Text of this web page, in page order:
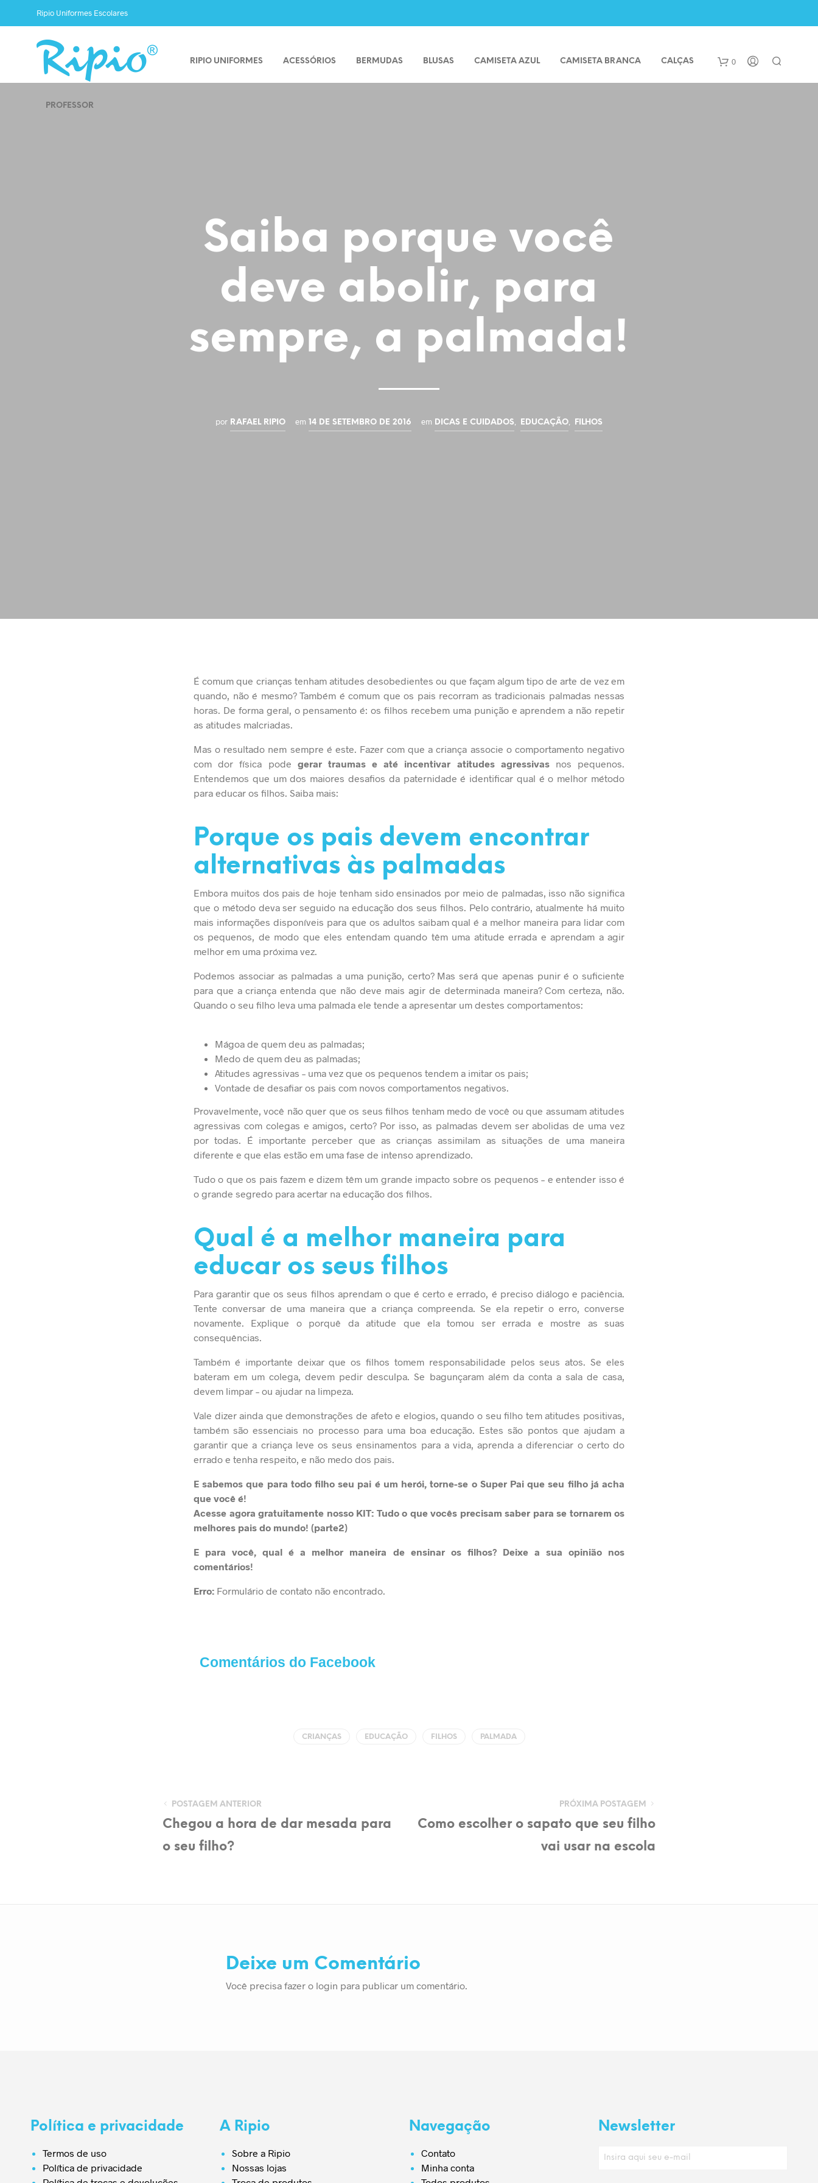
Ripio Uniformes Escolares
0
RIPIO UNIFORMES ACESSÓRIOS BERMUDAS BLUSAS CAMISETA AZUL CAMISETA BRANCA CALÇAS
PROFESSOR
Saiba porque você
deve abolir, para
sempre, a palmada!
por RAFAEL RIPIO em 14 DE SETEMBRO DE 2016 em DICAS E CUIDADOS EDUCAÇÃO, FILHOS
É comum que crianças tenham atitudes desobedientes ou que façam algum tipo de arte de vez em
quando, não é mesmo? Também é comum que os pais recorram as tradicionais palmadas nessas
horas. De forma geral, o pensamento é: os filhos recebem uma punição e aprendem a não repetir
as atitudes malcriadas.
Mas o resultado nem sempre é este. Fazer com que a criança associe o comportamento negativo
com dor física pode gerar traumas e até incentivar atitudes agressivasnos pequenos.
Entendemos que um dos maiores desafios da paternidade é identificar qual é o melhor método
para educar os filhos. Saiba mais:
Porque os pais devem encontrar
alternativas às palmadas
Embora muitos dos pais de hoje tenham sido ensinados por meio de palmadas, isso não significa
que o método deva ser seguido na educação dos seus filhos. Pelo contrário, atualmente há muito
mais informações disponíveis para que os adultos saibamqual é a melhor maneira para lidar com
os pequenos, de modo que eles entendam quando têm uma atitude errada e aprendam a agir
melhor em uma próxima vez.
Podemos associar as palmadas a uma punição, certo? Mas será que apenas punir é o suficiente
para que a criança entenda que não deve mais agir de determinada maneira? Com certeza, não.
Quando o seu filho leva uma palmada ele tende a apresentar um destes comportamentos:
Mágoa de quem deu as palmadas;
Medo de quem deu as palmadas;
Atitudes agressivas – uma vez que os pequenos tendem a imitar os pais;
Vontade de desafiar os pais com novos comportamentos negativos.
Provavelmente, você não quer que os seus filhos tenham medo de você ou que assumam atitudes
agressivas com colegas e amigos, certo? Por isso, as palmadas devem ser abolidas de uma vez
por todas. É importante perceber que as crianças assimilam as situações de uma maneira
diferente e que elas estão em uma fase de intenso aprendizado.
Tudo o que os pais fazem e dizem têm um grande impacto sobre os pequenos – e entender isso é
o grande segredo para acertar na educação dos filhos.
Qual é a melhor maneira para
educar os seus filhos
Para garantir que os seus filhos aprendam o que é certo e errado, é preciso diálogo e paciência.
Tente conversar de uma maneira que a criança compreenda. Se ela repetir o erro, converse
novamente. Explique o porquê da atitude que ela tomou ser errada e mostre as suas
consequências.
Também é importante deixar que os filhos tomem responsabilidade pelos seus atos. Se eles
bateram em um colega, devem pedir desculpa. Se bagunçaram além da conta a sala de casa,
devem limpar – ou ajudar na limpeza.
Vale dizer ainda que demonstrações de afeto e elogios, quando o seu filho tem atitudes positivas,
também são essenciais no processo para uma boa educação. Estes são pontos que ajudam a
garantir que a criança leve os seus ensinamentos para a vida, aprenda a diferenciar o certo do
errado e tenha respeito, e não medo dos pais.
E sabemos que para todo filho seu pai é um herói, torne-se o Super Pai que seu filho já acha
que você é!
Acesse agora gratuitamente nossoKIT: Tudo o que vocês precisam saber para se tornarem os
melhores pais do mundo! (parte2)
E para você, qual é a melhor maneira de ensinar os filhos? Deixe a sua opinião nos
comentários!
Erro: Formulário de contato não encontrado.
Comentários do Facebook
CRIANÇAS EDUCAÇÃO FILHOS PALMADA
POSTAGEM ANTERIOR
Chegou a hora de dar mesada para
o seu filho?
PRÓXIMA POSTAGEM
Como escolher o sapato que seu filho
vai usar na escola
Deixe um Comentário
Você precisa fazer o login para publicar um comentário.
Política e privacidade
Termos de uso
Política de privacidade
A Ripio
Sobre a Ripio
Nossas lojas
Navegação
Contato
Minha conta
Newsletter